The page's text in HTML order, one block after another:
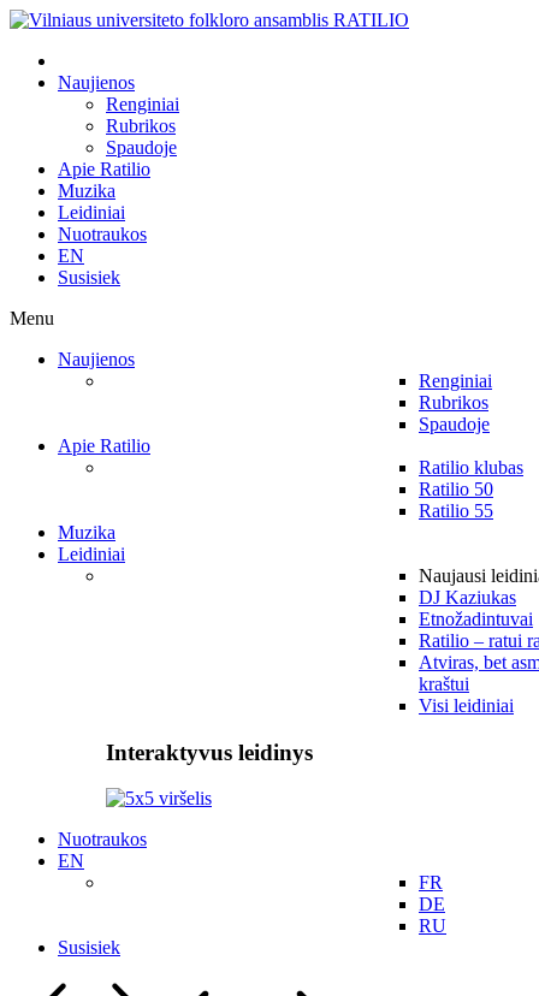
Naujienos
Renginiai
Rubrikos
Spaudoje
Apie Ratilio
Muzika
Leidiniai
Nuotraukos
EN
Susisiek
Menu
Naujienos
Renginiai
Rubrikos
Spaudoje
Apie Ratilio
Ratilio klubas
Ratilio 50
Ratilio 55
Muzika
Leidiniai
Naujausi
DJ Kaziukas
Etnožadintuvai
Ratilio – ratui
Atviras, bet
kraštui
Visi leidiniai
Interaktyvus leidinys
Nuotraukos
EN
FR
DE
RU
Susisiek